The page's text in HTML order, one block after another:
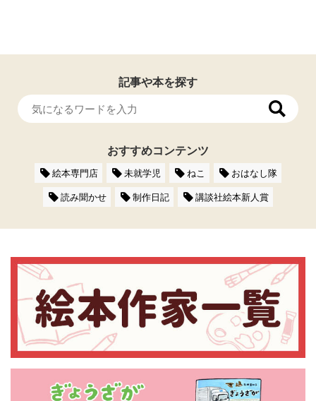
記事や本を探す
おすすめコンテンツ
絵本専門店 未就学児 ねこ
おはなし隊
読み聞かせ
制作日記 講談社絵本新人賞